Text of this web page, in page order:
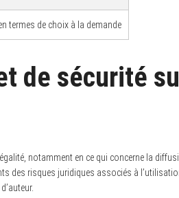
termes de choix à la demande
de sécurité
notamment en ce qui concerne la
des risques juridiques associés à